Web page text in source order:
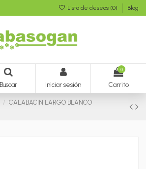
Lista de deseos (0) Blog
Buscar Iniciar sesión
0
Carrito
CALABACIN LARGO BLANCO